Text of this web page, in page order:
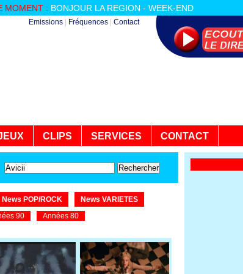
MOMENT : BONJOUR LA REGION - WEEK-END
Emissions Fréquences Contact
CLIPS SERVICES CONTACT
News POP/ROCK
News VARIETES
90 Années 80